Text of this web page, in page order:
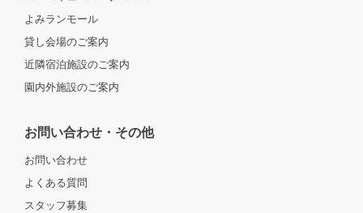
よみランモール
貸し会場のご案内
近隣宿泊施設のご案内
園内外施設のご案内
お問い合わせ・その他
お問い合わせ
よくある質問
スタッフ募集